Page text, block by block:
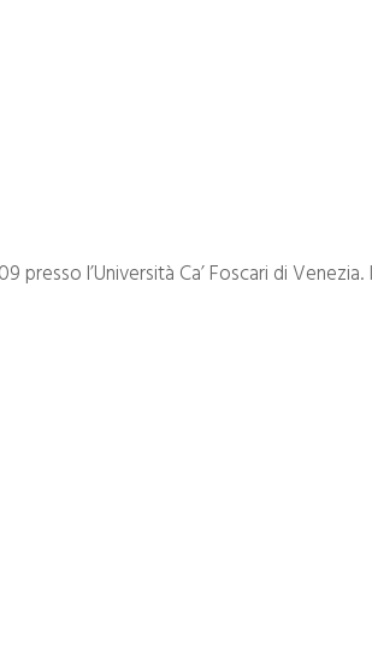
presso l’Università Ca’ Foscari di